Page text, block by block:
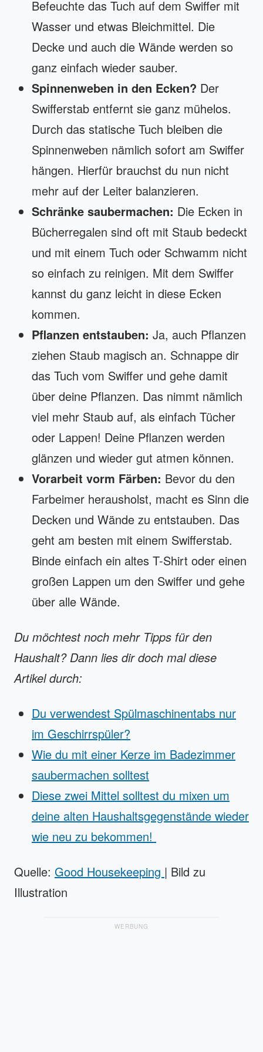
Befeuchte das Tuch auf dem Swiffer mit
Wasser und etwas Bleichmittel. Die
Decke und auch die Wände werden so
ganz einfach wieder sauber.
Spinnenweben in den Ecken? Der
Swifferstab entfernt sie ganz mühelos.
Durch das statische Tuch bleiben die
Spinnenweben nämlich sofort am Swiffer
hängen. Hierfür brauchst du nun nicht
mehr auf der Leiter balanzieren.
Schränke saubermachen: Die Ecken in
Bücherregalen sind oft mit Staub bedeckt
und mit einem Tuch oder Schwamm nicht
so einfach zu reinigen. Mit dem Swiffer
kannst du ganz leicht in diese Ecken
kommen.
Pflanzen entstauben: Ja, auch Pflanzen
ziehen Staub magisch an. Schnappe dir
das Tuch vom Swiffer und gehe damit
über deine Pflanzen. Das nimmt nämlich
viel mehr Staub auf, als einfach Tücher
oder Lappen! Deine Pflanzen werden
glänzen und wieder gut atmen können.
Vorarbeit vorm Färben: Bevor du den
Farbeimer herausholst, macht es Sinn die
Decken und Wände zu entstauben. Das
geht am besten mit einem Swifferstab.
Binde einfach ein altes T-Shirt oder einen
großen Lappen um den Swiffer und gehe
über alle Wände.
Du möchtest noch mehr Tipps für den
Haushalt? Dann lies dir doch mal diese
Artikel durch:
Du verwendest Spülmaschinentabs nur
im Geschirrspüler?
Wie du mit einer Kerze im Badezimmer
saubermachen solltest
Diese zwei Mittel solltest du mixen um
deine alten Haushaltsgegenstände wieder
wie neu zu bekommen!
Quelle: Good Housekeeping | Bild zu
Illustration
WERBUNG